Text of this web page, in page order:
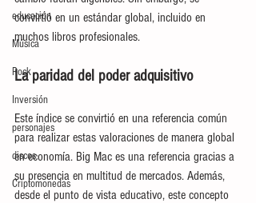
educación
Música
Rock
Inversión
personajes
discos
Criptomonedas
convirtió en un estándar global, incluido en
muchos libros profesionales.
La paridad del poder adquisitivo
Este índice se convirtió en una referencia común
para realizar estas valoraciones de manera global
en economía. Big Mac es una referencia gracias a
su presencia en multitud de mercados. Además,
desde el punto de vista educativo, este concepto